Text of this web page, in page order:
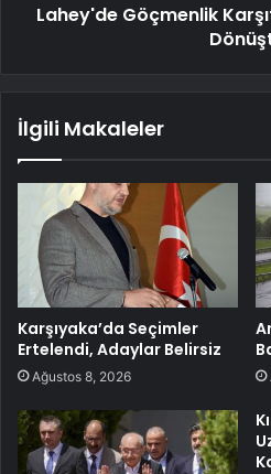
Lahey'de Göçmenlik
İlgili Makaleler
Karşıyaka’da Seçimler
Ertelendi, Adaylar Belirsiz
Ağustos 8, 2026